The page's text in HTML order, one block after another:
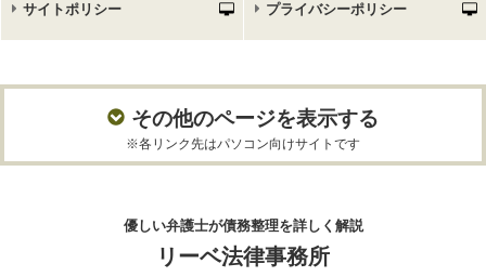
サイトポリシー プライバシーポリシー
その他のページを表示する
※各リンク先はパソコン向けサイトです
優しい弁護士が債務整理を詳しく解説
リーベ法律事務所